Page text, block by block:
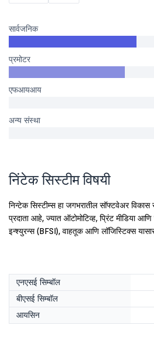
सार्वजनिक
प्रमोटर
एफआयआय
अन्य संस्था
निंटेक सिस्टीम विषयी
निन्टेक सिस्टीम्स हा जगभरातील सॉफ्टवेअर
प्रदाता आहे, ज्यात ऑटोमोटिव्ह, प्रिंट मीडिया
इन्श्युरन्स (BFSI), वाहतूक आणि लॉजिस्टिक्स
एनएसई सिम्बॉल
बीएसई सिम्बॉल
आयसिन